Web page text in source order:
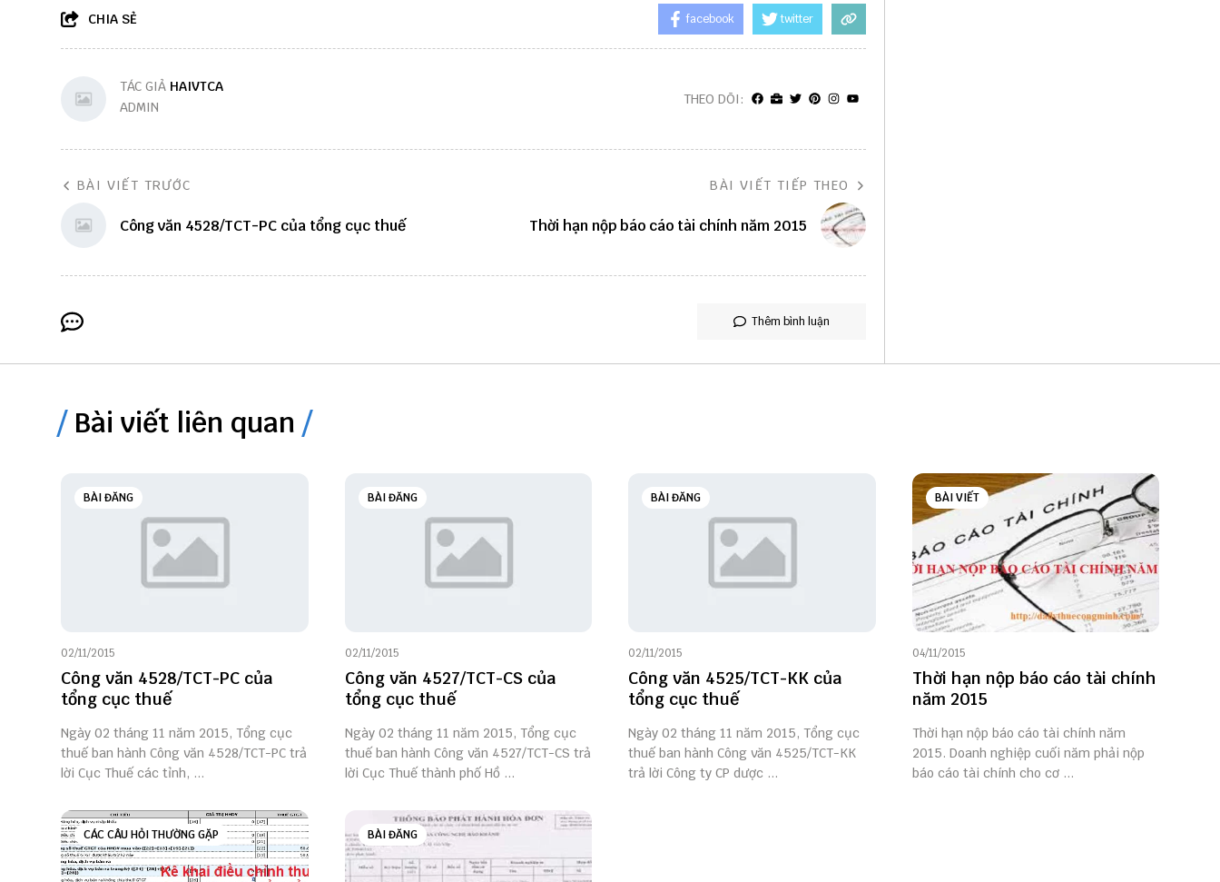
CHIA SẺ facebook twitter
TÁC GIẢ HAIVTCA
ADMIN
THEO DÕI:
BÀI VIẾT TRƯỚC
Công văn 4528/TCT-PC của tổng cục thuế
BÀI VIẾT TIẾP THEO
Thời hạn nộp báo cáo tài chính năm 2015
Thêm bình luận
Bài viết liên quan
BÀI ĐĂNG
02/11/2015
Công văn 4528/TCT-PC của
tổng cục thuế
Ngày 02 tháng 11 năm 2015, Tổng cục
thuế ban hành Công văn 4528/TCT-PC trả
lời Cục Thuế các tỉnh, ...
BÀI ĐĂNG
02/11/2015
Công văn 4527/TCT-CS của
tổng cục thuế
Ngày 02 tháng 11 năm 2015, Tổng cục
thuế ban hành Công văn 4527/TCT-CS trả
lời Cục Thuế thành phố Hồ ...
BÀI ĐĂNG
02/11/2015
Công văn 4525/TCT-KK của
tổng cục thuế
Ngày 02 tháng 11 năm 2015, Tổng cục
thuế ban hành Công văn 4525/TCT-KK
trả lời Công ty CP dược ...
BÀI VIẾT
04/11/2015
Thời hạn nộp báo cáo tài chính
năm 2015
Thời hạn nộp báo cáo tài chính năm
2015. Doanh nghiệp cuối năm phải nộp
báo cáo tài chính cho cơ ...
CÁC CÂU HỎI THƯỜNG GẶP BÀI ĐĂNG